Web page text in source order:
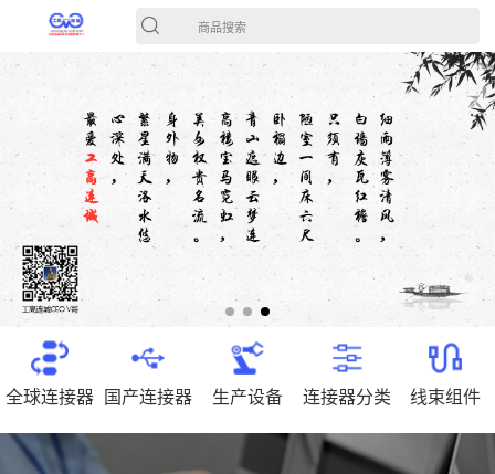
商品搜索
全球连接器 国产连接器 生产设备 连接器分类 线束组件